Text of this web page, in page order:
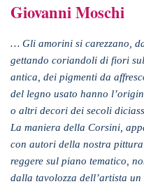
Giovanni Moschi
… Gli amorini si carezzano,
gettando coriandoli di fiori
antica, dei pigmenti da
del legno usato hanno
o altri decori dei secoli
La maniera della Corsini,
con autori della nostra
reggere sul piano tematico,
dalla tavolozza dell’artista